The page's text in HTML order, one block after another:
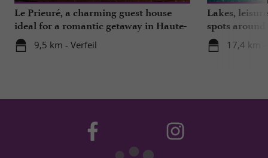
Le Prieuré, a charming guest house
ideal for a romantic getaway in Haute-
Garonne
9,5 km - Verfeil
Lakes,
spots around
17,4 km